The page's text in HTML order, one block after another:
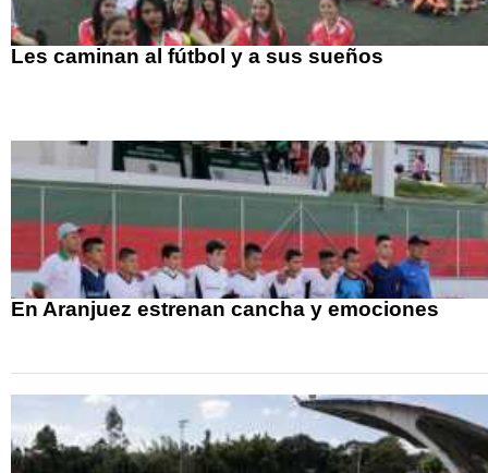
Les caminan al fútbol y a sus sueños
En Aranjuez estrenan cancha y emociones